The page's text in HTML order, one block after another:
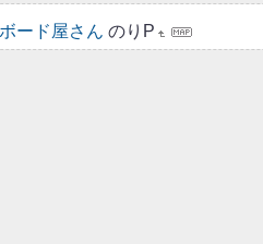
ード屋さん のりP